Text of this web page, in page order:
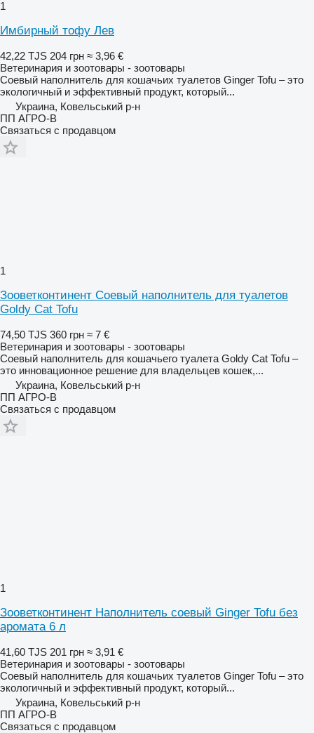
1
Имбирный тофу Лев
42,22 TJS 204 грн ≈ 3,96 €
Ветеринария и зоотовары - зоотовары
Соевый наполнитель для кошачьих туалетов Ginger Tofu – это
экологичный и эффективный продукт, который...
Украина, Ковельський р-н
ПП АГРО-В
Связаться с продавцом
1
Зооветконтинент Соевый наполнитель для туалетов
Goldy Cat Tofu
74,50 TJS 360 грн ≈ 7 €
Ветеринария и зоотовары - зоотовары
Соевый наполнитель для кошачьего туалета Goldy Cat Tofu –
это инновационное решение для владельцев кошек,...
Украина, Ковельський р-н
ПП АГРО-В
Связаться с продавцом
1
Зооветконтинент Наполнитель соевый Ginger Tofu без
аромата 6 л
41,60 TJS 201 грн ≈ 3,91 €
Ветеринария и зоотовары - зоотовары
Соевый наполнитель для кошачьих туалетов Ginger Tofu – это
экологичный и эффективный продукт, который...
Украина, Ковельський р-н
ПП АГРО-В
Связаться с продавцом